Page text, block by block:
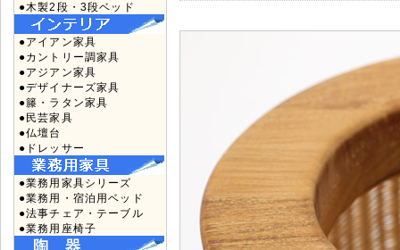
●木製2段・3段ベッド
●アイアン家具
●カントリー調家具
●アジアン家具
●デザイナーズ家具
●籐・ラタン家具
●民芸家具
●仏壇台
●ドレッサー
●業務用家具シリーズ
●業務用・宿泊用ベッド
●法事チェア・テーブル
●業務用座椅子